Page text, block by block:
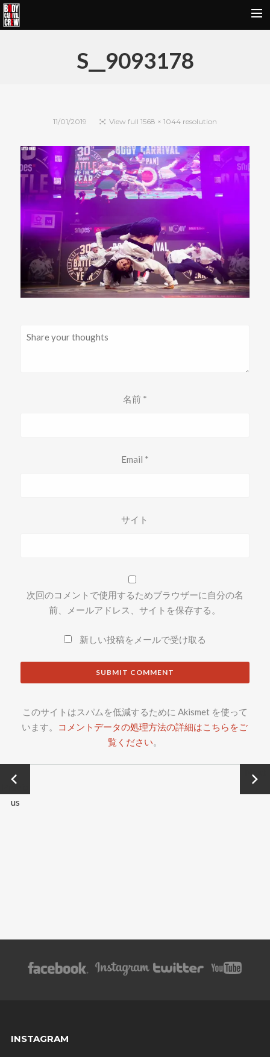
OUR BRAND
MOVIE
CONTACT
S__9093178
11/01/2019 View full 1568 × 1044 resolution
名前 *
Email *
サイト
次回のコメントで使用するためブラウザーに自分の名
前、メールアドレス、サイトを保存する。
新しい投稿をメールで受け取る
このサイトはスパムを低減するために Akismet を使って
います。 コメントデータの処理方法の詳細はこちらをご
覧ください。
←
Previo
us
Next
→
INSTAGRAM